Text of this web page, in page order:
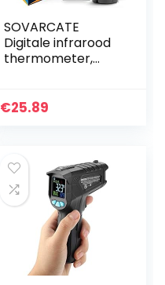
SOVARCATE
Digitale infrarood
thermometer,
°C tot 600 °C,
€25.89